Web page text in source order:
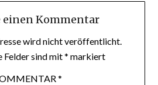
einen Kommentar
wird nicht veröffentlicht.
Felder sind mit* markiert
*